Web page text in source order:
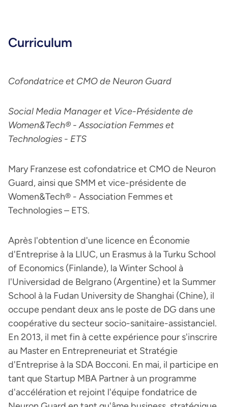
Curriculum
Cofondatrice et CMO de Neuron Guard
Social Media Manager et Vice-Présidente de
Women&Tech® - Association Femmes et
Technologies - ETS
Mary Franzese est cofondatrice et CMO de Neuron
Guard, ainsi que SMM et vice-présidente de
Women&Tech® - Association Femmes et
Technologies – ETS.
Après l'obtention d'une licence en Économie
d'Entreprise à la LIUC, un Erasmus à la Turku School
of Economics (Finlande), la Winter School à
l'Universidad de Belgrano (Argentine) et la Summer
School à la Fudan University de Shanghai (Chine), il
occupe pendant deux ans le poste de DG dans une
coopérative du secteur socio-sanitaire-assistanciel.
En 2013, il met fin à cette expérience pour s'inscrire
au Master en Entrepreneuriat et Stratégie
d'Entreprise à la SDA Bocconi. En mai, il participe en
tant que Startup MBA Partner à un programme
d'accélération et rejoint l'équipe fondatrice de